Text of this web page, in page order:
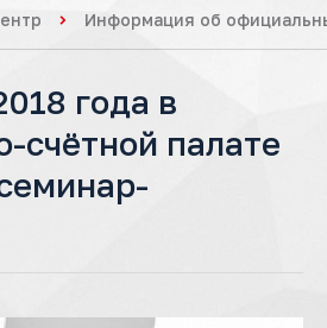
Информация об
года в
счётной палате